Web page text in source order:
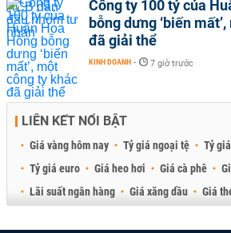
Công ty 100 tỷ của
bỗng dưng ‘biến
đã giải thể
KINH DOANH - 7 giờ trước
LIÊN KẾT NỔI BẬT
Giá vàng hôm nay Tỷ giá ngoại tệ Tỷ
Tỷ giá euro
Giá heo hơi Giá cà phê
Lãi suất ngân hàng
Giá xăng dầu
Giá